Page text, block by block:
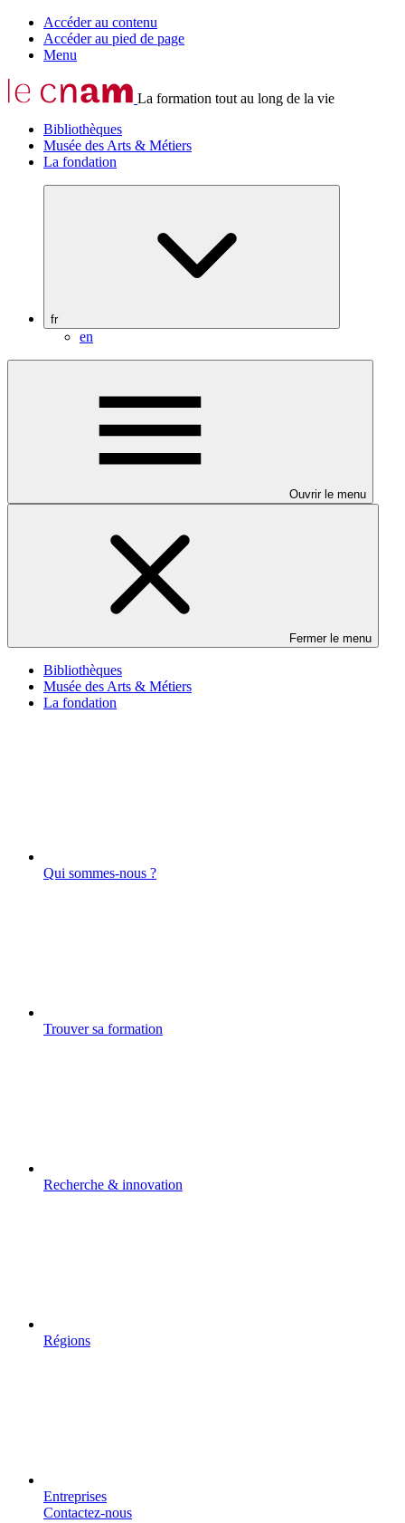
Accéder au contenu
Accéder au pied de page
Menu
La formation tout au long de la vie
Bibliothèques
Musée des Arts & Métiers
La fondation
fr
en
Ouvrir le menu
Fermer le menu
Bibliothèques
Musée des Arts & Métiers
La fondation
Qui sommes-nous ?
Trouver sa formation
Recherche & innovation
Régions
Entreprises
Contactez-nous